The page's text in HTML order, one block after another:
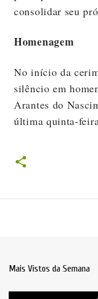
consolidar seu
Homenagem
No início da
silêncio em
Arantes do
última quinta-
Mais Vistos da Semana